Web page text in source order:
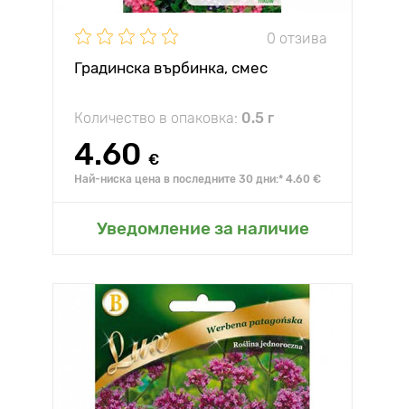
0 отзива
Градинска върбинка, смес
Количество в опаковка: 0.5 г
4.60 €
Най-ниска цена в последните 30 дни:* 4.60 €
Уведомление за наличие